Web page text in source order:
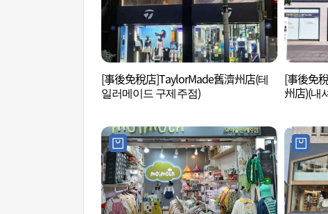
[事後免稅店]TaylorMade舊濟州店(테
일러메이드 구제주점)
[事後免
州店)(내